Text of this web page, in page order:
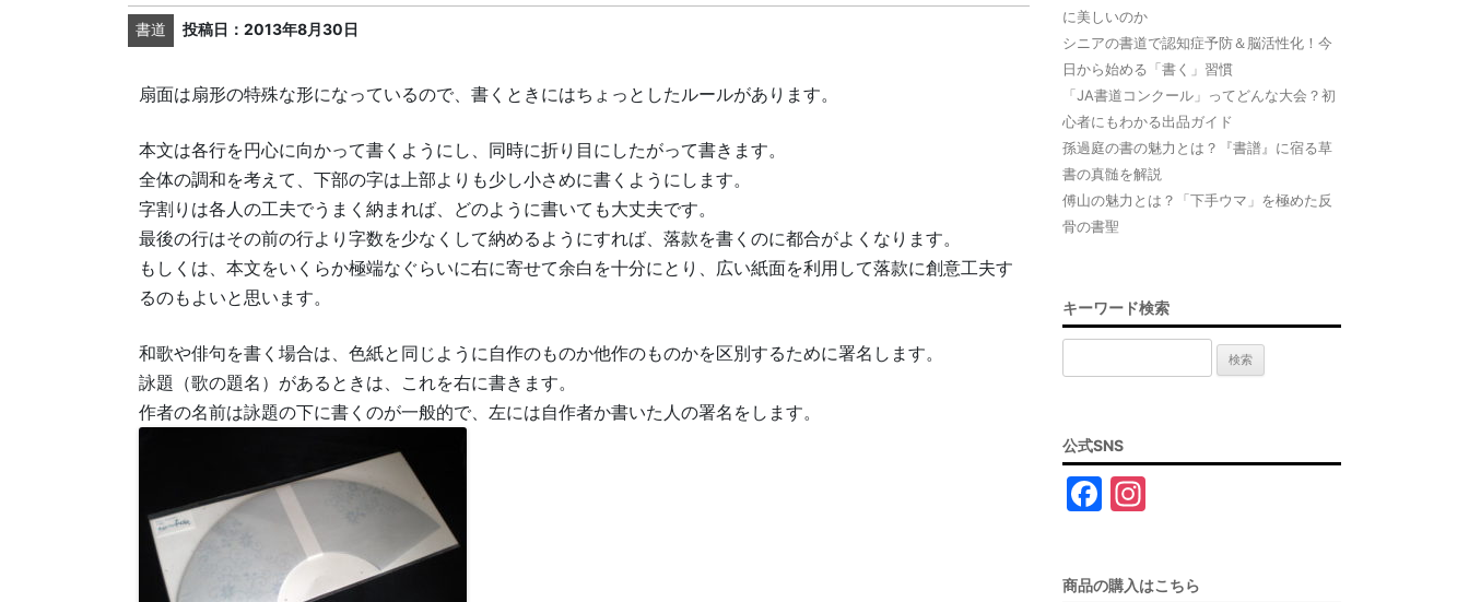
書道 投稿日：2013年8月30日
扇面は扇形の特殊な形になっているので、書くときにはちょっとしたルールがあります。
本文は各行を円心に向かって書くようにし、同時に折り目にしたがって書きます。
全体の調和を考えて、下部の字は上部よりも少し小さめに書くようにします。
字割りは各人の工夫でうまく納まれば、どのように書いても大丈夫です。
最後の行はその前の行より字数を少なくして納めるようにすれば、落款を書くのに都合がよくなります。
もしくは、本文をいくらか極端なぐらいに右に寄せて余白を十分にとり、広い紙面を利用して落款に創意工夫す
るのもよいと思います。
和歌や俳句を書く場合は、色紙と同じように自作のものか他作のものかを区別するために署名します。
詠題（歌の題名）があるときは、これを右に書きます。
作者の名前は詠題の下に書くのが一般的で、左には自作者か書いた人の署名をします。
に美しいのか
シニアの書道で認知症予防＆脳活性化！今
日から始める「書く」習慣
「JA書道コンクール」ってどんな大会？初
心者にもわかる出品ガイド
孫過庭の書の魅力とは？『書譜』に宿る草
書の真髄を解説
傅山の魅力とは？「下手ウマ」を極めた反
骨の書聖
キーワード検索
索:
公式SNS
F
商品の購入はこちら